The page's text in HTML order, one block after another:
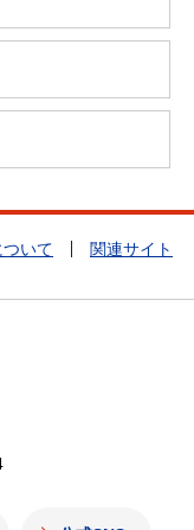
いて 関連サイト